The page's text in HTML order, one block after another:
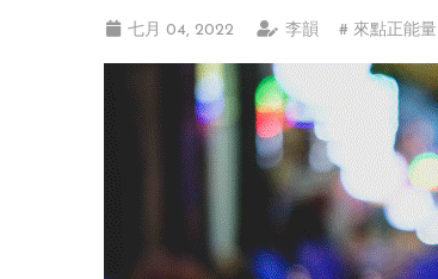
七月 04, 2022 李韻 # 來點正能量